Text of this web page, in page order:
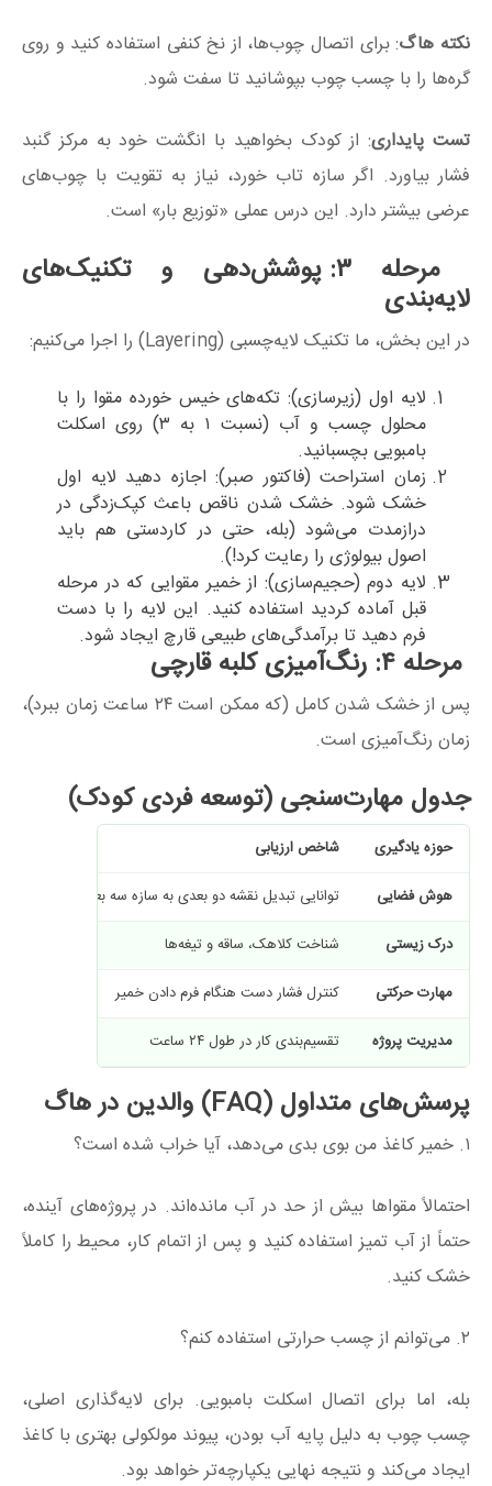
نکته هاگ: برای اتصال چوب‌ها، از نخ کنفی استفاده کنید و روی
گره‌ها را با چسب چوب بپوشانید تا سفت شود.
تست پایداری: از کودک بخواهید با انگشت خود به مرکز گنبد
فشار بیاورد. اگر سازه تاب خورد، نیاز به تقویت با چوب‌های
عرضی بیشتر دارد. این درس عملی «توزیع بار» است.
مرحله ۳: پوشش‌دهی و تکنیک‌های
لایه‌بندی
در این بخش، ما تکنیک لایه‌چسبی (Layering) را اجرا می‌کنیم:
لایه اول (زیرسازی): تکه‌های خیس خورده مقوا را با
محلول چسب و آب (نسبت ۱ به ۳) روی اسکلت
بامبویی بچسبانید.
زمان استراحت (فاکتور صبر): اجازه دهید لایه اول
خشک شود. خشک شدن ناقص باعث کپک‌زدگی در
درازمدت می‌شود (بله، حتی در کاردستی هم باید
اصول بیولوژی را رعایت کرد!).
لایه دوم (حجیم‌سازی): از خمیر مقوایی که در مرحله
قبل آماده کردید استفاده کنید. این لایه را با دست
فرم دهید تا برآمدگی‌های طبیعی قارچ ایجاد شود.
مرحله ۴: رنگ‌آمیزی کلبه قارچی
پس از خشک شدن کامل (که ممکن است ۲۴ ساعت زمان ببرد)،
زمان رنگ‌آمیزی است.
جدول مهارت‌سنجی (توسعه فردی کودک)
حوزه یادگیری
شاخص ارزیابی
هوش فضایی
توانایی تبدیل نقشه دو بعدی به سازه سه بعدی
درک زیستی
شناخت کلاهک، ساقه و تیغه‌ها
مهارت حرکتی
کنترل فشار دست هنگام فرم دادن خمیر
مدیریت پروژه
تقسیم‌بندی کار در طول ۲۴ ساعت
پرسش‌های متداول (FAQ) والدین در هاگ
۱. خمیر کاغذ من بوی بدی می‌دهد، آیا خراب شده است؟
احتمالاً مقواها بیش از حد در آب مانده‌اند. در پروژه‌های آینده،
حتماً از آب تمیز استفاده کنید و پس از اتمام کار، محیط را کاملاً
خشک کنید.
۲. می‌توانم از چسب حرارتی استفاده کنم؟
بله، اما برای اتصال اسکلت بامبویی. برای لایه‌گذاری اصلی،
چسب چوب به دلیل پایه آب بودن، پیوند مولکولی بهتری با کاغذ
ایجاد می‌کند و نتیجه نهایی یکپارچه‌تر خواهد بود.